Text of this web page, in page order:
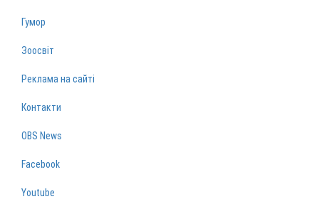
Гумор
Зоосвіт
Реклама на сайті
Контакти
OBS News
Facebook
Youtube